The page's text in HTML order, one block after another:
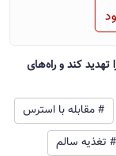
کند و راه‌های
# مقابله با استرس
# تغذیه سالم